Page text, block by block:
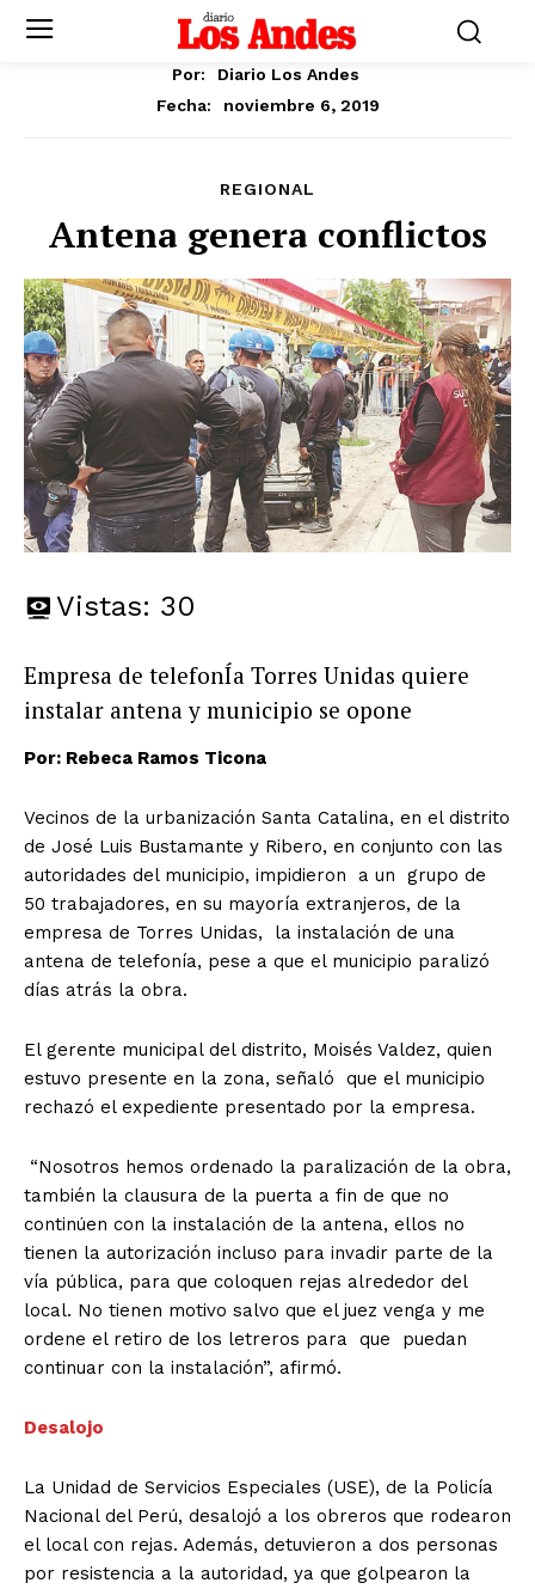
Por:
Diario Los Andes
Fecha:
noviembre 6, 2019
REGIONAL
Antena genera conflictos
Vistas: 30
Empresa de telefonÍa Torres Unidas quiere
instalar antena y municipio se opone
Por: Rebeca Ramos Ticona
Vecinos de la urbanización Santa Catalina, en el distrito
de José Luis Bustamante y Ribero, en conjunto con las
autoridades del municipio, impidieron a un grupo de
50 trabajadores, en su mayoría extranjeros, de la
empresa de Torres Unidas, la instalación de una
antena de telefonía, pese a que el municipio paralizó
días atrás la obra.
El gerente municipal del distrito, Moisés Valdez, quien
estuvo presente en la zona, señaló que el municipio
rechazó el expediente presentado por la empresa.
“Nosotros hemos ordenado la paralización de la obra,
también la clausura de la puerta a fin de que no
continúen con la instalación de la antena, ellos no
tienen la autorización incluso para invadir parte de la
vía pública, para que coloquen rejas alrededor del
local. No tienen motivo salvo que el juez venga y me
ordene el retiro de los letreros para que puedan
continuar con la instalación”, afirmó.
Desalojo
La Unidad de Servicios Especiales (USE), de la Policía
Nacional del Perú, desalojó a los obreros que rodearon
el local con rejas. Además, detuvieron a dos personas
por resistencia a la autoridad, ya que golpearon la